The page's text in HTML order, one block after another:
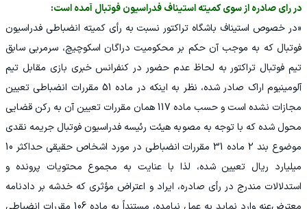
در رای صادره از سوی کمیته استیناف فدراسیون فوتبال آمده است:
«در خصوص استیناف باشگاه تراکتور نسبت به رأی کمیته انضباطی فدراسیون
فوتبال که به موجب آن حکم بر محکومیت دراگان اسکوچیچ، سرمربی سابق
تیم فوتبال تراکتور به لحاظ عدم حضور در کنفرانس خبری بازی مقابل تیم
آلومینیوم اراک صادر شده، نظر به اینکه در ماده 51 مقررات انضباطی تعیین
مجازات نشده است و حسب ماده 117 همان مقررات تعیین آن به رکن قضایی
محول شده که با توجه به مصوبه هیئت رئیسه فدراسیون فوتبال جریمه نقدی
موضوع بند 2 ماده 31 مقررات انضباطی در مورد اشخاص حقیقی حداکثر 10
میلیارد ریال تعیین شده، لذا با عنایت به مجموع محتویات پرونده و
استدلالات مندرج در رأی صادره، ایراد و اعتراض مؤثری که خدشه بر دادنامه